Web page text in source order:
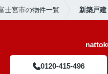
士宮市の物件一覧 新築戸
0120-415-496